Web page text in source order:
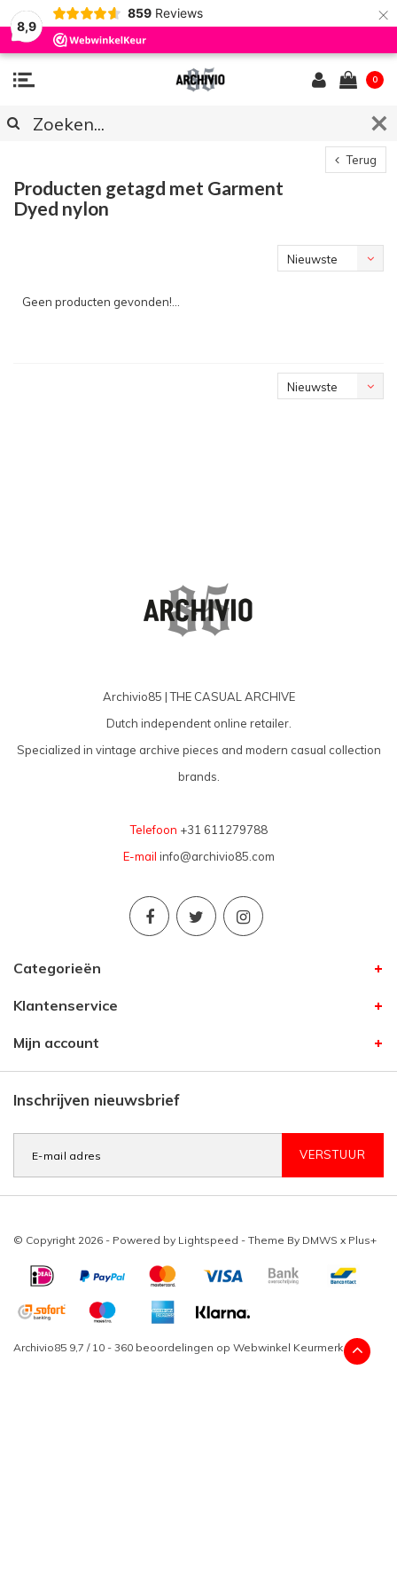
8,9
859 Reviews ×
0
Terug
Producten getagd met Garment
Dyed nylon
Nieuwste
Geen producten gevonden!...
Nieuwste
Archivio85 | THE CASUAL ARCHIVE
Dutch independent online retailer.
Specialized in vintage archive pieces and modern casual collection
brands.
Telefoon +31 611279788
E-mail info@archivio85.com
Categorieën
Klantenservice
Mijn account
Inschrijven nieuwsbrief
VERSTUUR
© Copyright 2026 - Powered by Lightspeed - Theme By DMWS x Plus+
Archivio85 9,7 / 10 - 360 beoordelingen op Webwinkel Keurmerk